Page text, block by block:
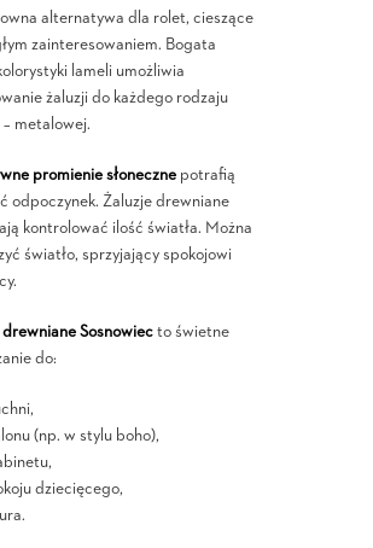
alternatywa dla rolet, cieszące
zainteresowaniem. Bogata
lameli umożliwia
żaluzji do każdego rodzaju
metalowej.
promienie słonecznepotrafią
odpoczynek. Żaluzje drewniane
kontrolować ilość światła. Można
światło, sprzyjający spokojowi
Sosnowiecto świetne
do:
(np. w stylu boho),
dziecięcego,